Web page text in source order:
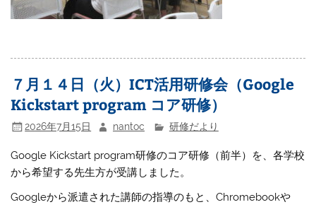
７月１４日（火）ICT活用研修会（Google
Kickstart program コア研修）
2026年7月15日 nantoc 研修だより
Google Kickstart program研修のコア研修（前半）を、各学校
から希望する先生方が受講しました。
Googleから派遣された講師の指導のもと、Chromebookや